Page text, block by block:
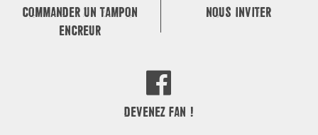
COMMANDER UN TAMPON
ENCREUR
NOUS INVITER
DEVENEZ FAN !